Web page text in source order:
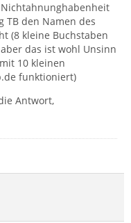
TB den Namen des
(8 kleine Buchstaben
das ist wohl Unsinn
10 kleinen
funktioniert)
Antwort,